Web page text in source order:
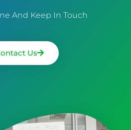
And Keep In Touch
Us